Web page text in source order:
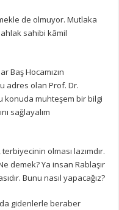
de olmuyor. Mutlaka
sahibi kâmil
Baş Hocamızın
adres olan Prof. Dr.
konuda muhteşem bir bilgi
sağlayalım
olması lazımdır.
demek? Ya insan Rablaşır
Bunu nasıl yapacağız?
gidenlerle beraber